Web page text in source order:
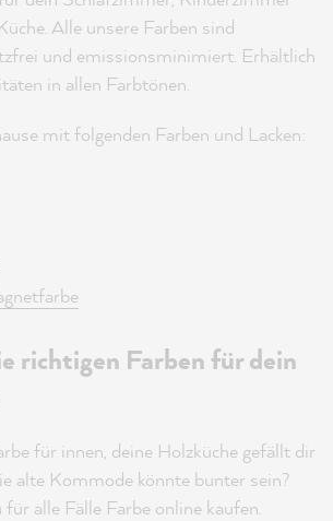
Alle unsere Farben sind
und emissionsminimiert. Erhältlich
in allen Farbtönen.
mit folgenden Farben und Lacken:
richtigen Farben für dein
für innen, deine Holzküche gefällt dir
alte Kommode könnte bunter sein?
alle Fälle Farbe online kaufen.